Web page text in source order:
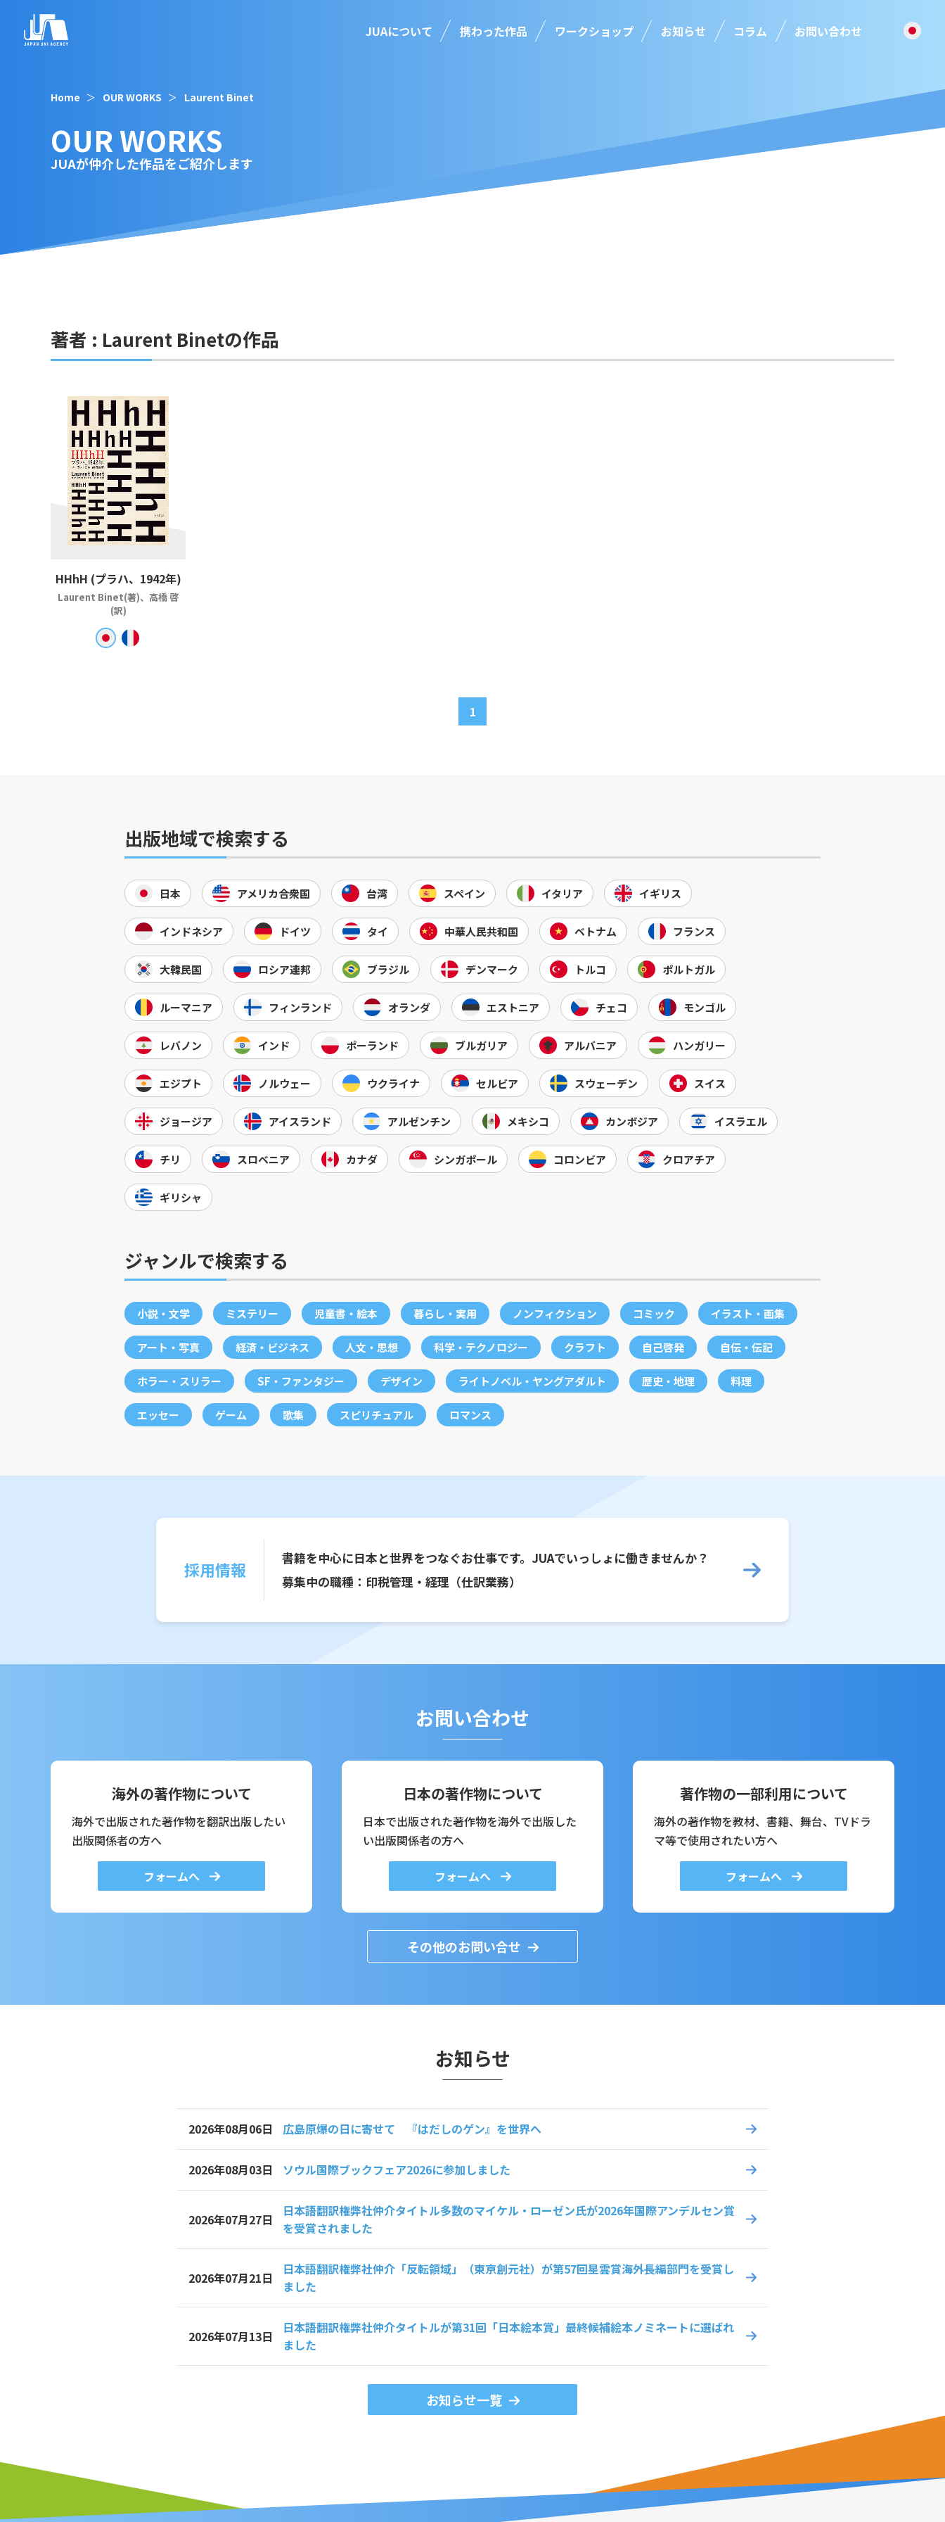
JUAについて 携わった作品 ワークショップ お知らせ コラム お問い合わせ
Home OUR WORKS Laurent Binet
OUR WORKS
JUAが仲介した作品をご紹介します
著者 : Laurent Binetの作品
HHhH (プラハ、1942年)
Laurent Binet(著)、高橋 啓
(訳)
1
出版地域で検索する
日本 アメリカ合衆国 台湾 スペイン イタリア イギリス
インドネシア ドイツ タイ 中華人民共和国 ベトナム フランス
大韓民国 ロシア連邦 ブラジル デンマーク トルコ ポルトガル
ルーマニア フィンランド オランダ エストニア チェコ モンゴル
レバノン インド ポーランド ブルガリア アルバニア ハンガリー
エジプト ノルウェー ウクライナ セルビア スウェーデン スイス
ジョージア アイスランド アルゼンチン メキシコ カンボジア イスラエル
チリ スロベニア カナダ シンガポール コロンビア クロアチア
ギリシャ
ジャンルで検索する
小説・文学 ミステリー 児童書・絵本 暮らし・実用 ノンフィクション コミック イラスト・画集
アート・写真 経済・ビジネス 人文・思想 科学・テクノロジー クラフト 自己啓発 自伝・伝記
ホラー・スリラー SF・ファンタジー デザイン ライトノベル・ヤングアダルト 歴史・地理 料理
エッセー ゲーム 歌集 スピリチュアル ロマンス
採用情報
書籍を中心に日本と世界をつなぐお仕事です。JUAでいっしょに働きませんか？
募集中の職種：印税管理・経理（仕訳業務）
お問い合わせ
海外の著作物について
海外で出版された著作物を翻訳出版したい
出版関係者の方へ
フォームへ
日本の著作物について
日本で出版された著作物を海外で出版した
い出版関係者の方へ
フォームへ
著作物の一部利用について
海外の著作物を教材、書籍、舞台、TVドラ
マ等で使用されたい方へ
フォームへ
その他のお問い合せ
お知らせ
2026年08月06日 広島原爆の日に寄せて 『はだしのゲン』を世界へ
2026年08月03日 ソウル国際ブックフェア2026に参加しました
2026年07月27日
日本語翻訳権弊社仲介タイトル多数のマイケル・ローゼン氏が2026年国際アンデルセン賞
を受賞されました
2026年07月21日
日本語翻訳権弊社仲介「反転領域」（東京創元社）が第57回星雲賞海外長編部門を受賞し
ました
2026年07月13日
日本語翻訳権弊社仲介タイトルが第31回「日本絵本賞」最終候補絵本ノミネートに選ばれ
ました
お知らせ一覧